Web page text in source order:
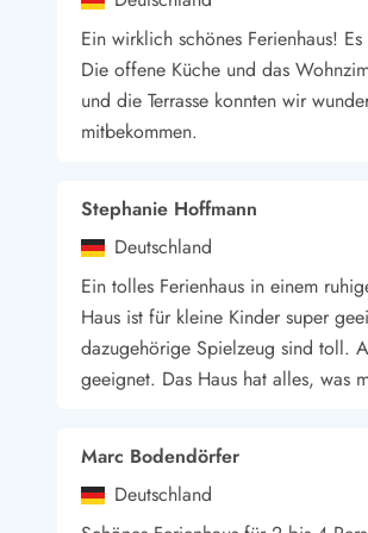
​Ein wirklich schönes Ferienhaus!
Die offene Küche und das
und die Terrasse konnten wir
mitbekommen.
Stephanie Hoffmann
Deutschland
Ein tolles Ferienhaus in einem
Haus ist für kleine Kinder super
dazugehörige Spielzeug sind toll.
geeignet. Das Haus hat alles, was
Marc Bodendörfer
Deutschland